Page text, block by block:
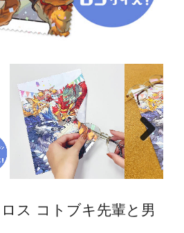
Next
ス コトブキ先輩と男